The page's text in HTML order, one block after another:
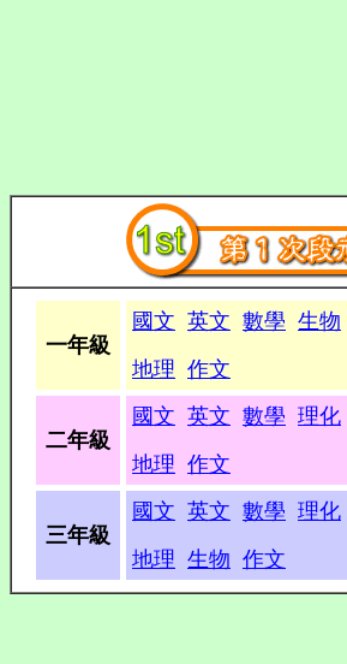
一年級
國文 英文 數學 生物
地理 作文
二年級
國文 英文 數學 理化
地理 作文
三年級
國文 英文 數學 理化
地理 生物 作文